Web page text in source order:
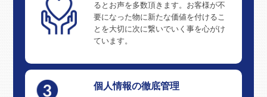
るとお声を多数頂きます。お客様が不
要になった物に新たな価値を付けるこ
とを大切に次に繋いでいく事を心がけ
ています。
個人情報の徹底管理